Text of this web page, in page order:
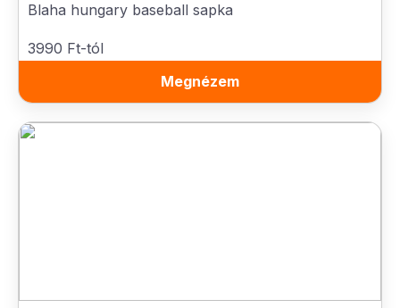
Blaha hungary baseball sapka
3990 Ft-tól
Megnézem